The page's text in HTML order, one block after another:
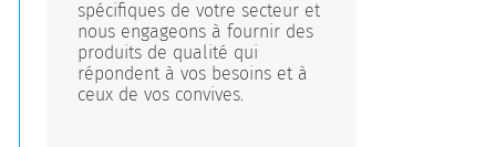
spécifiques de votre secteur et
nous engageons à fournir des
produits de qualité qui
répondent à vos besoins et à
ceux de vos convives.